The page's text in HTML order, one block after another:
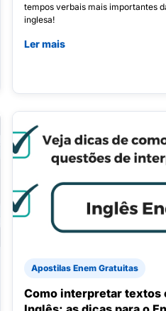
tempos verbais mais importantes
inglesa!
Ler mais
Apostilas Enem Gratuitas
Como interpretar textos